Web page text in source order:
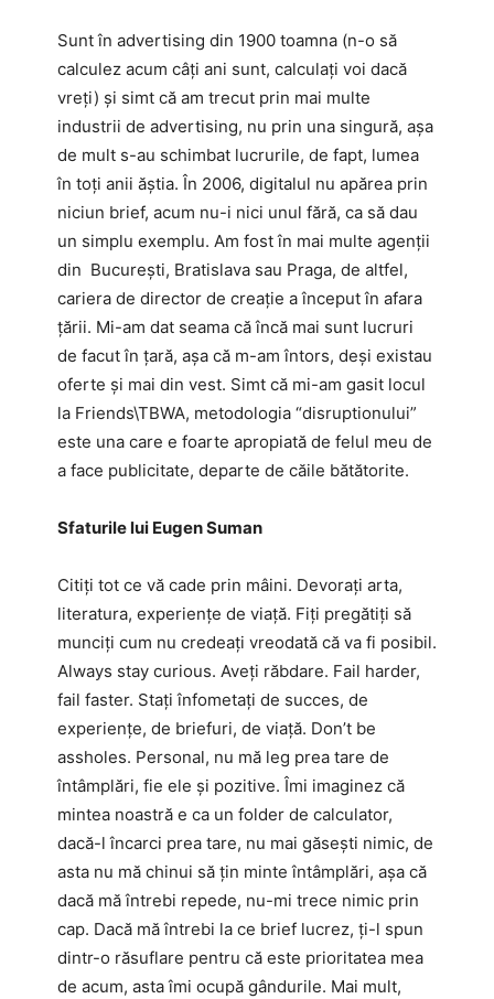
Sunt în advertising din 1900 toamna (n-o să
calculez acum câți ani sunt, calculați voi dacă
vreți) și simt că am trecut prin mai multe
industrii de advertising, nu prin una singură, așa
de mult s-au schimbat lucrurile, de fapt, lumea
în toți anii ăștia. În 2006, digitalul nu apărea prin
niciun brief, acum nu-i nici unul fără, ca să dau
un simplu exemplu. Am fost în mai multe agenții
din București, Bratislava sau Praga, de altfel,
cariera de director de creație a început în afara
țării. Mi-am dat seama că încă mai sunt lucruri
de facut în țară, așa că m-am întors, deși existau
oferte și mai din vest. Simt că mi-am gasit locul
la Friends\TBWA, metodologia “disruptionului”
este una care e foarte apropiată de felul meu de
a face publicitate, departe de căile bătătorite.
Sfaturile lui Eugen Suman
Citiți tot ce vă cade prin mâini. Devorați arta,
literatura, experiențe de viață. Fiți pregătiți să
munciți cum nu credeați vreodată că va fi posibil.
Always stay curious. Aveți răbdare. Fail harder,
fail faster. Stați înfometați de succes, de
experiențe, de briefuri, de viață. Don’t be
assholes. Personal, nu mă leg prea tare de
întâmplări, fie ele și pozitive. Îmi imaginez că
mintea noastră e ca un folder de calculator,
dacă-l încarci prea tare, nu mai găsești nimic, de
asta nu mă chinui să țin minte întâmplări, așa că
dacă mă întrebi repede, nu-mi trece nimic prin
cap. Dacă mă întrebi la ce brief lucrez, ți-l spun
dintr-o răsuflare pentru că este prioritatea mea
de acum, asta îmi ocupă gândurile. Mai mult,